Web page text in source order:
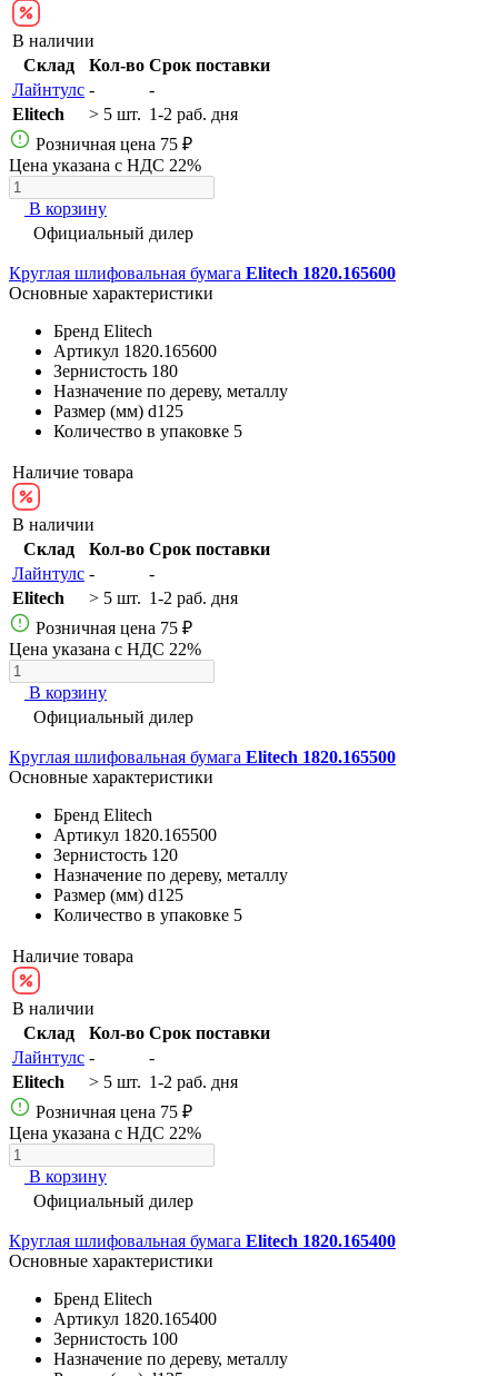
В наличии
Склад
Кол-во Срок поставки
Лайнтулс -
-
Elitech
> 5 шт. 1-2 раб. дня
Розничная цена 75 ₽
Цена указана с НДС 22%
В корзину
Официальный дилер
Круглая шлифовальная бумага Elitech 1820.165600
Основные характеристики
Бренд Elitech
Артикул 1820.165600
Зернистость 180
Назначение по дереву, металлу
Размер (мм) d125
Количество в упаковке 5
Наличие товара
В наличии
Склад
Кол-во Срок поставки
Лайнтулс -
-
Elitech
> 5 шт. 1-2 раб. дня
Розничная цена 75 ₽
Цена указана с НДС 22%
В корзину
Официальный дилер
Круглая шлифовальная бумага Elitech 1820.165500
Основные характеристики
Бренд Elitech
Артикул 1820.165500
Зернистость 120
Назначение по дереву, металлу
Размер (мм) d125
Количество в упаковке 5
Наличие товара
В наличии
Склад
Кол-во Срок поставки
Лайнтулс -
-
Elitech
> 5 шт. 1-2 раб. дня
Розничная цена 75 ₽
Цена указана с НДС 22%
В корзину
Официальный дилер
Круглая шлифовальная бумага Elitech 1820.165400
Основные характеристики
Бренд Elitech
Артикул 1820.165400
Зернистость 100
Назначение по дереву, металлу